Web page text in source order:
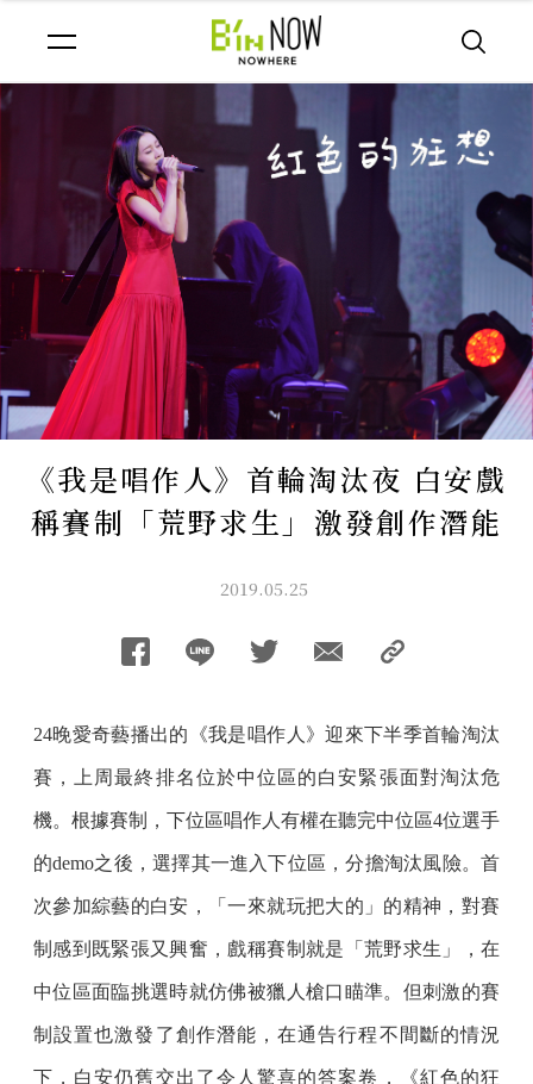
《我是唱作人》首輪淘汰夜 白安戲
稱賽制「荒野求生」激發創作潛能
2019.05.25
24晚愛奇藝播出的《我是唱作人》迎來下半季首輪淘汰
賽，上周最終排名位於中位區的白安緊張面對淘汰危
機。根據賽制，下位區唱作人有權在聽完中位區4位選手
的demo之後，選擇其一進入下位區，分擔淘汰風險。首
次參加綜藝的白安，「一來就玩把大的」的精神，對賽
制感到既緊張又興奮，戲稱賽制就是「荒野求生」，在
中位區面臨挑選時就仿佛被獵人槍口瞄準。但刺激的賽
制設置也激發了創作潛能，在通告行程不間斷的情況
下，白安仍舊交出了令人驚喜的答案卷，《紅色的狂